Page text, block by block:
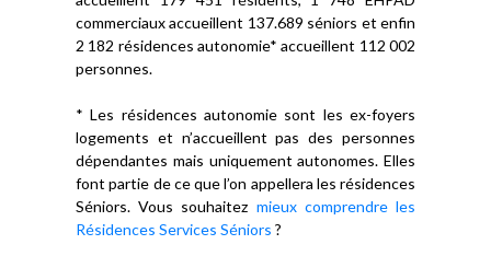
commerciaux accueillent 137.689 séniors et enfin
2 182 résidences autonomie* accueillent 112 002
personnes.
* Les résidences autonomie sont les ex-foyers
logements et n’accueillent pas des personnes
dépendantes mais uniquement autonomes. Elles
font partie de ce que l’on appellera les résidences
Séniors. Vous souhaitez mieux comprendre les
Résidences Services Séniors ?